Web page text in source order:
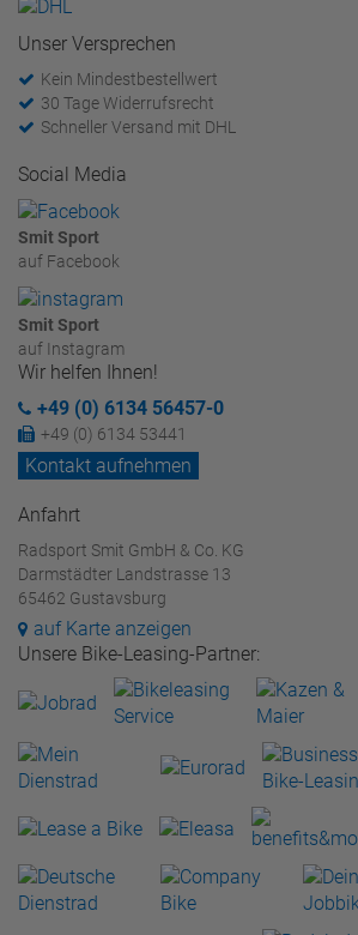
Unser Versprechen
Kein Mindestbestellwert
30 Tage Widerrufsrecht
Schneller Versand mit DHL
Social Media
Smit Sport
auf Facebook
Smit Sport
auf Instagram
Wir helfen Ihnen!
+49 (0) 6134 56457-0
+49 (0) 6134 53441
Kontakt aufnehmen
Anfahrt
Radsport Smit GmbH & Co. KG
Darmstädter Landstrasse 13
65462 Gustavsburg
auf Karte anzeigen
Unsere Bike-Leasing-Partner: